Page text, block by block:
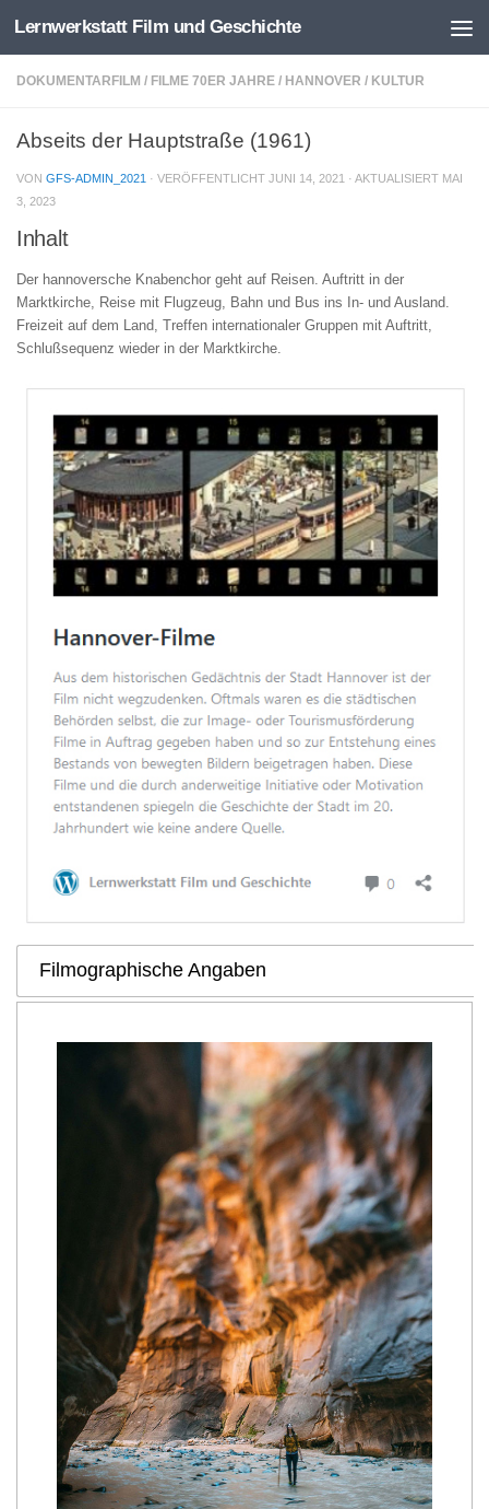
Zum Inhalt springen
Lernwerkstatt Film und Geschichte
DOKUMENTARFILM / FILME 70ER JAHRE / HANNOVER / KULTUR
Abseits der Hauptstraße (1961)
VON GFS-ADMIN_2021 · VERÖFFENTLICHT JUNI 14, 2021 · AKTUALISIERT MAI
3, 2023
Inhalt
Der hannoversche Knabenchor geht auf Reisen. Auftritt in der
Marktkirche, Reise mit Flugzeug, Bahn und Bus ins In- und Ausland.
Freizeit auf dem Land, Treffen internationaler Gruppen mit Auftritt,
Schlußsequenz wieder in der Marktkirche.
Filmographische Angaben